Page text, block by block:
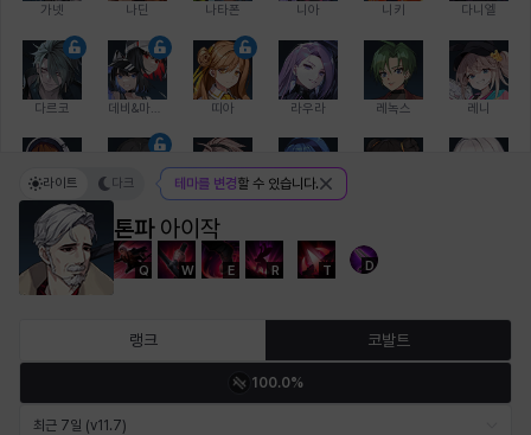
가넷 나딘 나타폰 니아 니키 다니엘
다르코 띠아 라우라 레녹스 레니
레온 루크 르노어
바바라 버니스 블레어 비앙카 비형 샬럿
톤파 아이작
Q W E R T D
라이트 다크 테마를 변경할 수 있습니다.
랭크 코발트
100.0%
최근 7일 (v11.7)